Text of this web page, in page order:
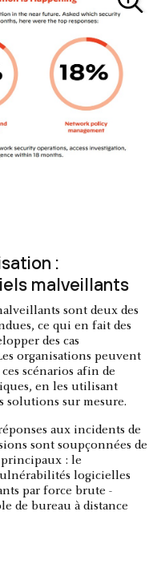
:
malveillants
sont deux des
ce qui en fait des
des cas
organisations peuvent
scénarios afin de
en les utilisant
solutions sur mesure.
aux incidents de
sont soupçonnées de
: le
logicielles
par force brute -
de bureau à distance